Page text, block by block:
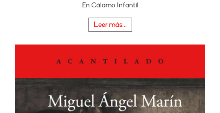
En Cálamo Infantil
Leer más...